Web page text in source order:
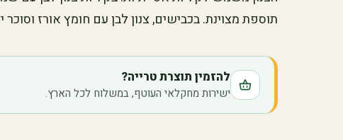
תוספת מצוינת. בכבישים, צנון לבן עם חומץ אורז
להזמין תוצרת טרייה?
ישירות מחקלאי העוטף, במשלוח לכל הארץ.